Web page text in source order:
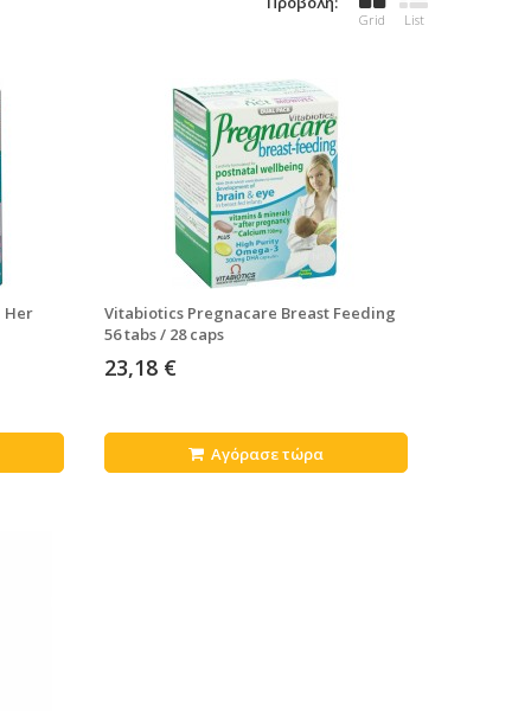
Grid List
Her
Vitabiotics Pregnacare Breast Feeding
56 tabs / 28 caps
23,18 €
Αγόρασε τώρα